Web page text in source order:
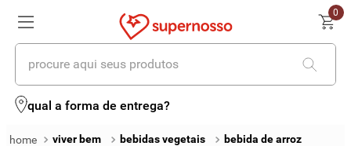
0
procure aqui seus produtos
qual a forma de entrega?
viver bem bebidas vegetais bebida de arroz
termos mais buscados